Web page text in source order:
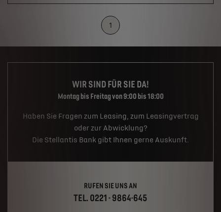
1
WIR SIND FÜR SIE DA!
Montag bis Freitag von 9:00 bis 18:00
Haben Sie Fragen zum Leasing, zum Leasingvertrag
oder zur Abwicklung?
Die Stellantis Bank gibt Ihnen gerne Auskunft.
RUFEN SIE UNS AN
TEL. 0221 - 9864-645